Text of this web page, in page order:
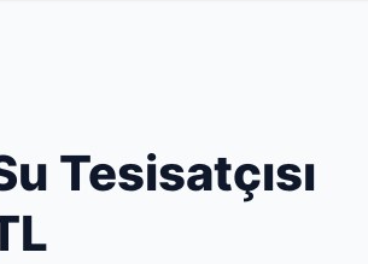
Tesisatçısı